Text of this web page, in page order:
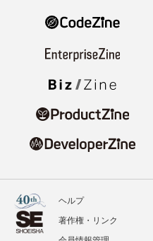
ヘルプ
著作権・リンク